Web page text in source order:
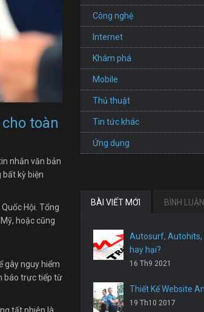
toàn
nhắn văn bản
bất kỳ biện
Hội. Tổng
hoặc cũng
gây nguy hiểm
báo trực tiếp từ
Công nghệ
Internet
Khám phá
Mobile
Thủ thuật
Tin tức khác
Ứng dụng
BÀI VIẾT MỚI BÌNH LUẬN
Autosurf, Autohits,
hay hại?
16 Th9 2021
Thiết Kế Website
19 Th10 2017